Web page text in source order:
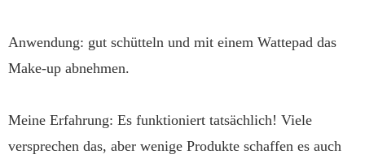
Anwendung: gut schütteln und mit einem Wattepad das
Make-up abnehmen.
Meine Erfahrung: Es funktioniert tatsächlich! Viele
versprechen das, aber wenige Produkte schaffen es auch